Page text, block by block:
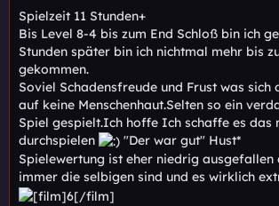
Spielzeit 11 Stunden+
Bis Level 8-4 bis zum End Schloß bin ich
Stunden später bin ich nichtmal mehr bis
gekommen.
Soviel Schadensfreude und Frust was sich
auf keine Menschenhaut.Selten so ein
Spiel gespielt.Ich hoffe Ich schaffe es das
durchspielen
"Der war gut" Hust*
Spielewertung ist eher niedrig ausgefallen
immer die selbigen sind und es wirklich